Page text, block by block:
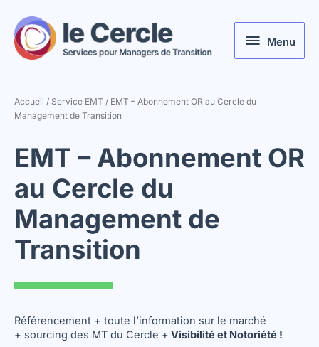
contenu
Menu
Menu
Accueil / Service EMT / EMT – Abonnement OR au Cercle du
Management de Transition
EMT – Abonnement OR
au Cercle du
Management de
Transition
Référencement + toute l’information sur le marché
+ sourcing des MT du Cercle + Visibilité et Notoriété !